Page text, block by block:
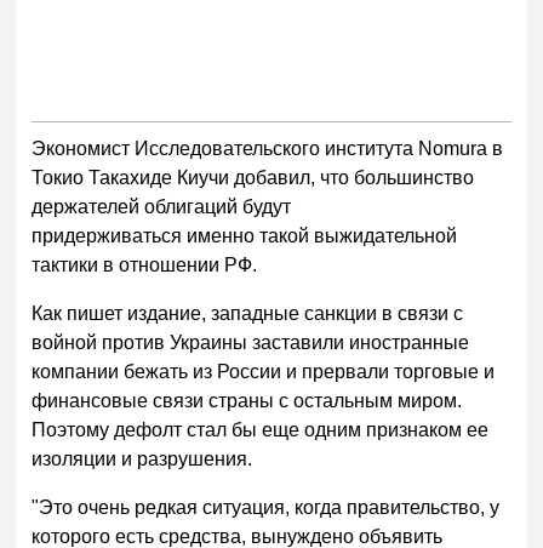
Экономист Исследовательского института Nomura в
Токио Такахиде Киучи добавил, что большинство
держателей облигаций будут
придерживаться именно такой выжидательной
тактики в отношении РФ.
Как пишет издание, западные санкции в связи с
войной против Украины заставили иностранные
компании бежать из России и прервали торговые и
финансовые связи страны с остальным миром.
Поэтому дефолт стал бы еще одним признаком ее
изоляции и разрушения.
"Это очень редкая ситуация, когда правительство, у
которого есть средства, вынуждено объявить